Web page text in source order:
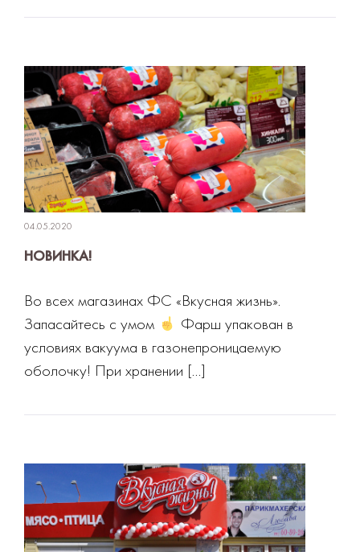
04.05.2020
НОВИНКА!
Во всех магазинах ФС «Вкусная жизнь».
Запасайтесь с умом
Фарш упакован в
условиях вакуума в газонепроницаемую
оболочку! При хранении […]